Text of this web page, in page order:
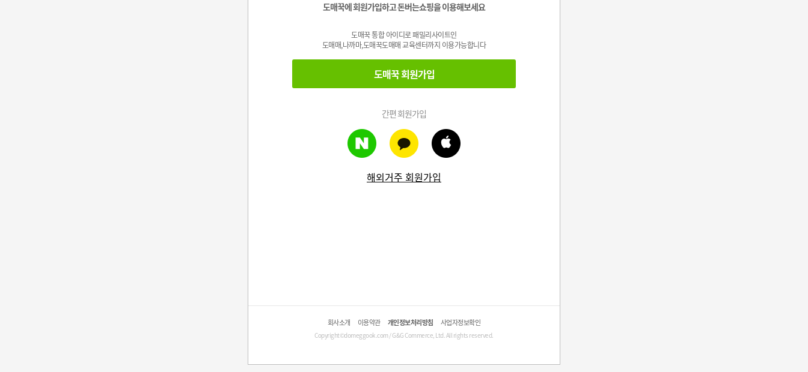
도매꾹에 회원가입하고 돈버는쇼핑을 이용해보세요
도매꾹 통합 아이디로 패밀리사이트인
도매매,나까마,도매꾹도매매 교육센터까지 이용가능합니다
도매꾹 회원가입
간편 회원가입
해외거주 회원가입
회사소개 이용약관 개인정보처리방침 사업자정보확인
Copyright©domeggook.com / G&G Commerce, Ltd. All rights reserved.